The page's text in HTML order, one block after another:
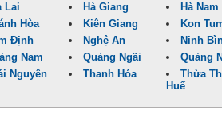
Lai Hà Giang
Hà Nam
Hòa Kiên Giang
Kon
Định Nghệ An
Ninh
Nam Quảng Ngãi
Quảng
Nguyên Thanh Hóa
Thừa
Huế